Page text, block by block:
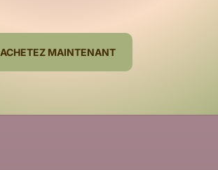
ACHETEZ MAINTENANT